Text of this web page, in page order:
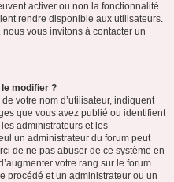
activer ou non la fonctionnalité
rendre disponible aux utilisateurs.
vous invitons à contacter un
modifier ?
votre nom d’utilisateur, indiquent
que vous avez publié ou identifient
administrateurs et les
un administrateur du forum peut
de ne pas abuser de ce système en
votre rang sur le forum.
procédé et un administrateur ou un